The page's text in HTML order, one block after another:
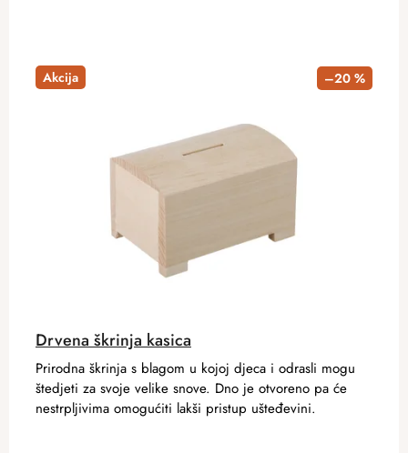
Akcija –20 %
Drvena škrinja kasica
Prirodna škrinja s blagom u kojoj djeca i odrasli mogu
štedjeti za svoje velike snove. Dno je otvoreno pa će
nestrpljivima omogućiti lakši pristup ušteđevini.